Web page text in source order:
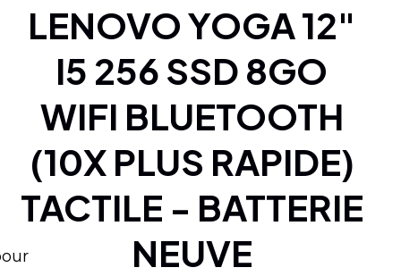
LENOVO YOGA 12"
I5 256 SSD 8GO
WIFI BLUETOOTH
(10X PLUS RAPIDE)
TACTILE - BATTERIE
NEUVE